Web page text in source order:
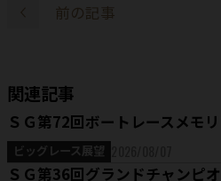
前の記事
関連記事
ＳＧ第72回ボートレースメモ
ビッグレース展望
ＳＧ第36回グランドチャンピ